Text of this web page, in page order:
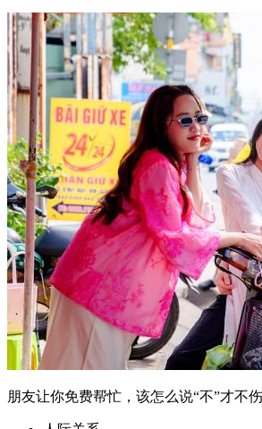
2026年6月1日
朋友让你免费帮忙，该怎么说“不”才不伤